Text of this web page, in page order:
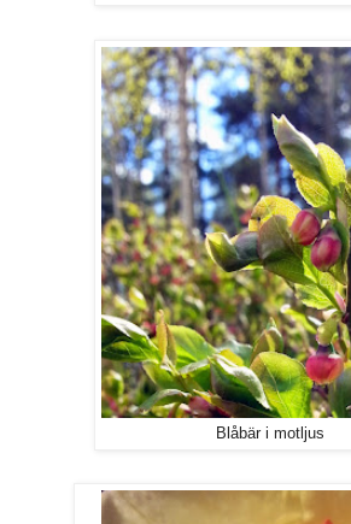
Blåbär i motljus